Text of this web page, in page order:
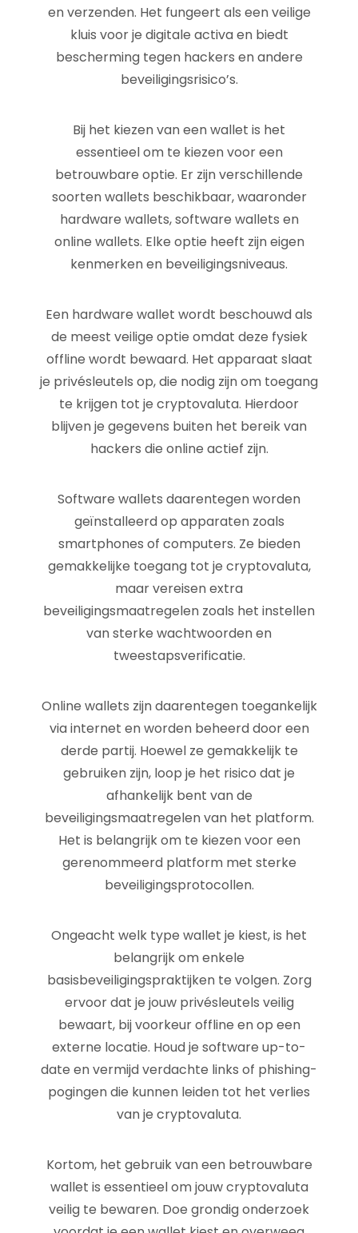
en verzenden. Het fungeert als een veilige
kluis voor je digitale activa en biedt
bescherming tegen hackers en andere
beveiligingsrisico’s.
Bij het kiezen van een wallet is het
essentieel om te kiezen voor een
betrouwbare optie. Er zijn verschillende
soorten wallets beschikbaar, waaronder
hardware wallets, software wallets en
online wallets. Elke optie heeft zijn eigen
kenmerken en beveiligingsniveaus.
Een hardware wallet wordt beschouwd als
de meest veilige optie omdat deze fysiek
offline wordt bewaard. Het apparaat slaat
je privésleutels op, die nodig zijn om toegang
te krijgen tot je cryptovaluta. Hierdoor
blijven je gegevens buiten het bereik van
hackers die online actief zijn.
Software wallets daarentegen worden
geïnstalleerd op apparaten zoals
smartphones of computers. Ze bieden
gemakkelijke toegang tot je cryptovaluta,
maar vereisen extra
beveiligingsmaatregelen zoals het instellen
van sterke wachtwoorden en
tweestapsverificatie.
Online wallets zijn daarentegen toegankelijk
via internet en worden beheerd door een
derde partij. Hoewel ze gemakkelijk te
gebruiken zijn, loop je het risico dat je
afhankelijk bent van de
beveiligingsmaatregelen van het platform.
Het is belangrijk om te kiezen voor een
gerenommeerd platform met sterke
beveiligingsprotocollen.
Ongeacht welk type wallet je kiest, is het
belangrijk om enkele
basisbeveiligingspraktijken te volgen. Zorg
ervoor dat je jouw privésleutels veilig
bewaart, bij voorkeur offline en op een
externe locatie. Houd je software up-to-
date en vermijd verdachte links of phishing-
pogingen die kunnen leiden tot het verlies
van je cryptovaluta.
Kortom, het gebruik van een betrouwbare
wallet is essentieel om jouw cryptovaluta
veilig te bewaren. Doe grondig onderzoek